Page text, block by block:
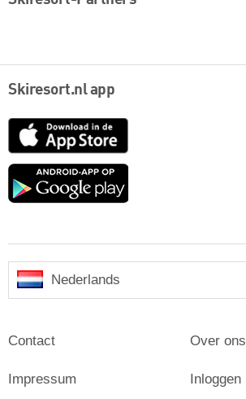
Skiresort.nl app
App
Google
Nederlands
Contact
Impressum
Over ons
Inloggen